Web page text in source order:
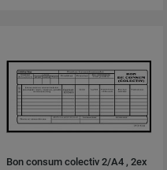
Bon consum colectiv 2/A4 , 2ex